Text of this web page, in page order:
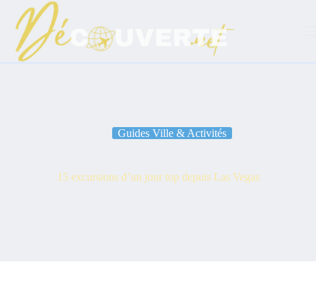
contenu
Guides Ville & Activités
15 excursions d’un jour top depuis Las Vegas